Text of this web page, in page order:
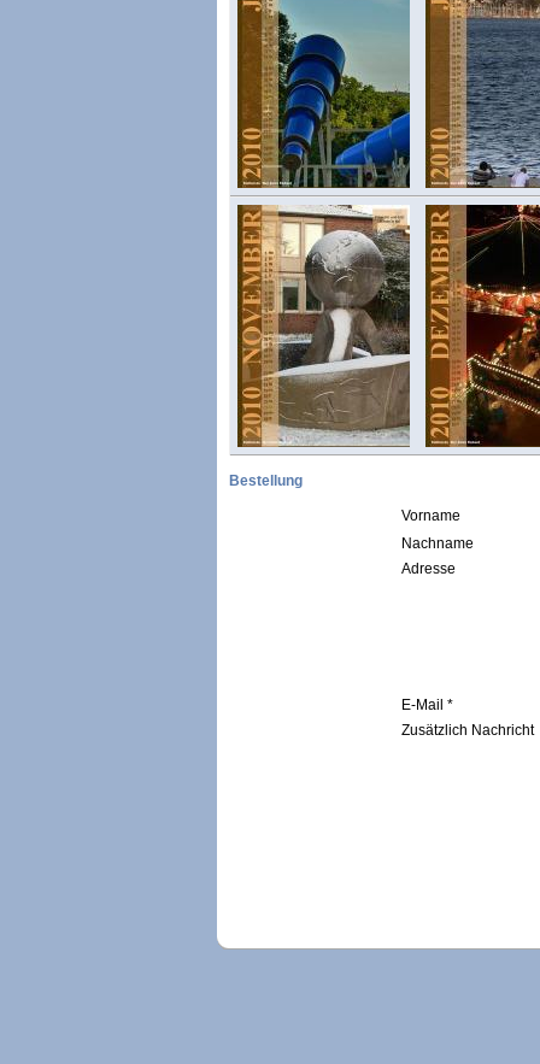
Bestellung
Vorname
Nachname
Adresse
E-Mail *
Zusätzlich Nachricht